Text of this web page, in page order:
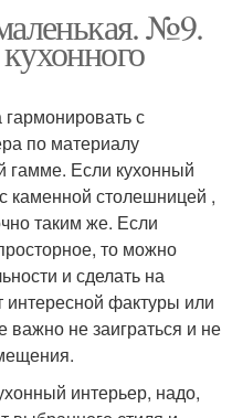
№9.
с
по материалу
гамме. Если кухонный
каменной столешницей ,
таким же. Если
то можно
и сделать на
интересной фактуры или
важно не заиграться и не
интерьер, надо,